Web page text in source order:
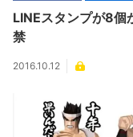
LINEスタンプが8個
禁
2016.10.12